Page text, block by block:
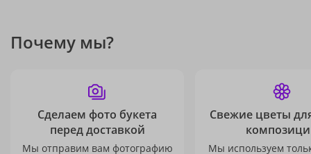
Почему мы?
Сделаем фото букета
перед доставкой
Мы отправим вам фотографию
Свежие цветы
Мы используем